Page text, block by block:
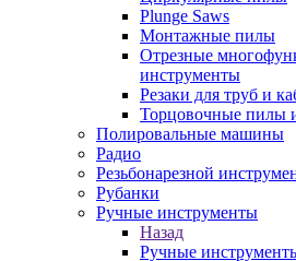
Plunge Saws
Монтажные пилы
Отрезные
инструменты
Резаки для труб и
Торцовочные пилы
Полировальные машины
Радио
Резьбонарезной
Рубанки
Ручные инструменты
Назад
Ручные